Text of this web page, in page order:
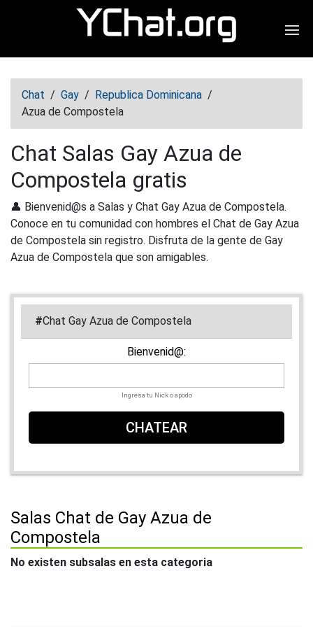
Chat / Gay / Republica Dominicana /
Azua de Compostela
Chat Salas Gay Azua de
Compostela gratis
👤 Bienvenid@s a Salas y Chat Gay Azua de Compostela.
Conoce en tu comunidad con hombres el Chat de Gay Azua
de Compostela sin registro. Disfruta de la gente de Gay
Azua de Compostela que son amigables.
#Chat Gay Azua de Compostela
Bienvenid@:
Ingresa tu Nick o apodo
CHATEAR
Salas Chat de Gay Azua de
Compostela
No existen subsalas en esta categoria